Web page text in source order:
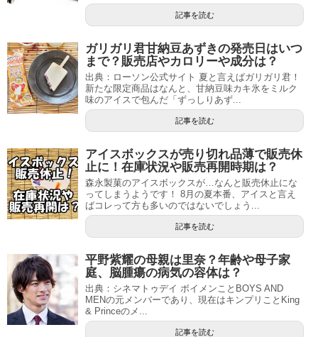
記事を読む
ガリガリ君甘納豆あずきの発売日はいつ
まで？販売店やカロリーや成分は？
出典：ローソン公式サイト 夏と言えばガリガリ君！
新たな限定商品はなんと、甘納豆味カキ氷をミルク
味のアイスで包んだ「ずっしりあず...
記事を読む
アイスボックスが売り切れ品薄で販売休
止に！在庫状況や販売再開時期は？
森永製菓のアイスボックスが…なんと販売休止にな
ってしまうようです！ 8月の夏本番、アイスと言え
ばコレって方も多いのではないでしょう...
記事を読む
平野紫耀の母親は里奈？年齢や母子家
庭、脳腫瘍の病気の容体は？
出典：シネマトゥデイ ボイメンことBOYS AND
MENの元メンバーであり、現在はキンプリことKing
& Princeのメ...
記事を読む